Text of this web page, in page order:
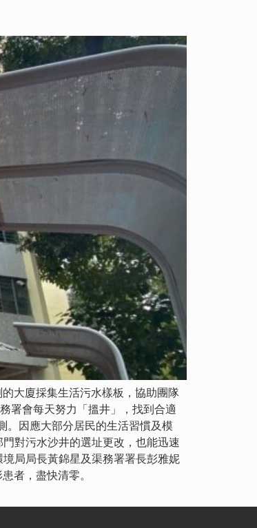
大廈採集生活污水樣板，協助團隊
署會每天努力「搵井」，找到合適
。因應大部分居民的生活習慣及模
對污水沙井的選址更改，也能迅速
局局長黃錦星及渠務署署長彭雅妮
者，盡快清零。